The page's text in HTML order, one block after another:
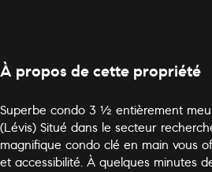
À propos de cette propriété
Superbe condo 3 ½ entièrement
(Lévis) Situé dans le secteur
magnifique condo clé en main vous
et accessibilité. À quelques minutes